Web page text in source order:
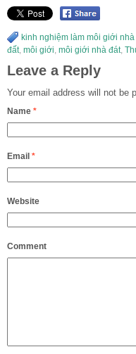
kinh nghiệm làm môi giới nhà
đất, môi giới, môi giới nhà đát,
Leave a Reply
Your email address will not be
Name *
Email *
Website
Comment